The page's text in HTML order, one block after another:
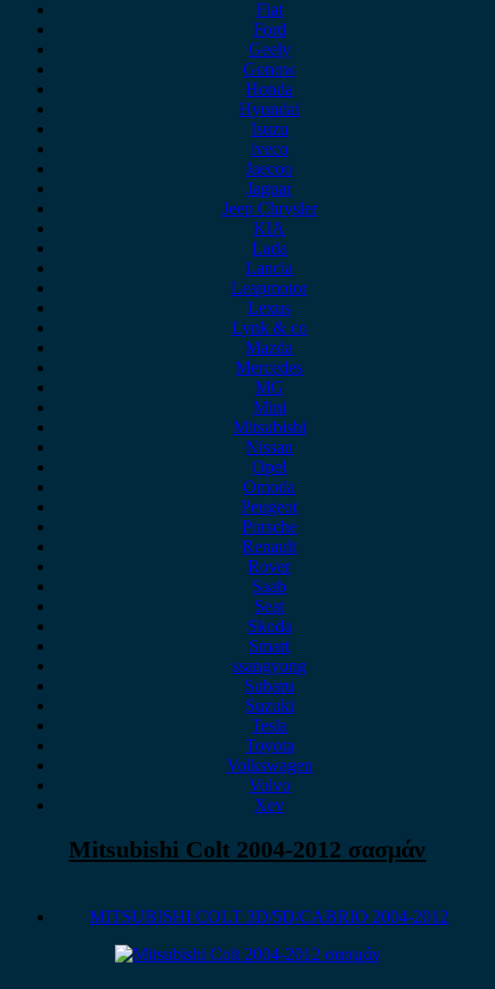
Fiat
Ford
Geely
Gonow
Honda
Hyundai
Isuzu
iveco
Jaecoo
Jaguar
Jeep Chrysler
KIA
Lada
Lancia
Leapmotor
Lexus
Lynk & co
Mazda
Mercedes
MG
Mini
Mitsubishi
Nissan
Opel
Omoda
Peugeot
Porsche
Renault
Rover
Saab
Seat
Skoda
Smart
ssangyong
Subaru
Suzuki
Tesla
Toyota
Volkswagen
Volvo
Xev
Mitsubishi Colt 2004-2012 σασμάν
MITSUBISHI COLT 3D/5D/CABRIO 2004-2012